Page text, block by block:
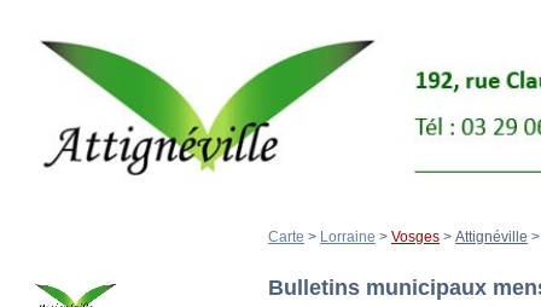
Carte > Lorraine > Vosges > Attignéville
Bulletins municipaux